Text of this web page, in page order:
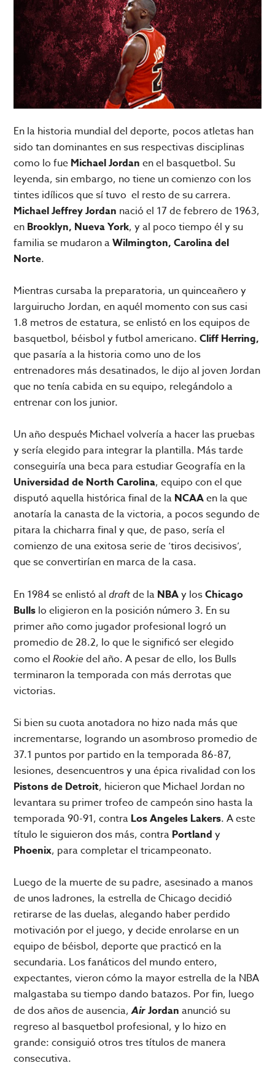
En la historia mundial del deporte, pocos atletas han
sido tan dominantes en sus respectivas disciplinas
como lo fue Michael Jordan en el basquetbol. Su
leyenda, sin embargo, no tiene un comienzo con los
tintes idílicos que sí tuvo el resto de su carrera.
Michael Jeffrey Jordan nació el 17 de febrero de 1963,
en Brooklyn, Nueva York, y al poco tiempo él y su
familia se mudaron aWilmington, Carolina del
Norte.
Mientras cursaba la preparatoria, un quinceañero y
larguirucho Jordan, en aquél momento con sus casi
1.8 metros de estatura, se enlistó en los equipos de
basquetbol, béisbol y futbol americano.Cliff Herring,
que pasaría a la historia como uno de los
entrenadores más desatinados, le dijo al joven Jordan
que no tenía cabida en su equipo, relegándolo a
entrenar con los junior.
Un año después Michael volvería a hacer las pruebas
y sería elegido para integrar la plantilla. Más tarde
conseguiría una beca para estudiar Geografía en la
Universidad de North Carolina, equipo con el que
disputó aquella histórica final de la NCAAen la que
anotaría la canasta de la victoria, a pocos segundo de
pitara la chicharra final y que, de paso, sería el
comienzo de una exitosa serie de ‘tiros decisivos’,
que se convertirían en marca de la casa.
En 1984 se enlistó aldraftde la NBAy losChicago
Bulls lo eligieron en la posición número 3. En su
primer año como jugador profesional logró un
promedio de 28.2, lo que le significó ser elegido
como elRookiedel año. A pesar de ello, los Bulls
terminaron la temporada con más derrotas que
victorias.
Si bien su cuota anotadora no hizo nada más que
incrementarse, logrando un asombroso promedio de
37.1 puntos por partido en la temporada 86-87,
lesiones, desencuentros y una épica rivalidad con los
Pistons de Detroit, hicieron que Michael Jordan no
levantara su primer trofeo de campeón sino hasta la
temporada 90-91, contra Los Angeles Lakers. A este
título le siguieron dos más, contra Portland y
Phoenix, para completar el tricampeonato.
Luego de la muerte de su padre, asesinado a manos
de unos ladrones, la estrella de Chicago decidió
retirarse de las duelas, alegando haber perdido
motivación por el juego, y decide enrolarse en un
equipo de béisbol, deporte que practicó en la
secundaria. Los fanáticos del mundo entero,
expectantes, vieron cómo la mayor estrella de la NBA
malgastaba su tiempo dando batazos. Por fin, luego
de dos años de ausencia, AirJordan anunció su
regreso al basquetbol profesional, y lo hizo en
grande: consiguió otros tres títulos de manera
consecutiva.